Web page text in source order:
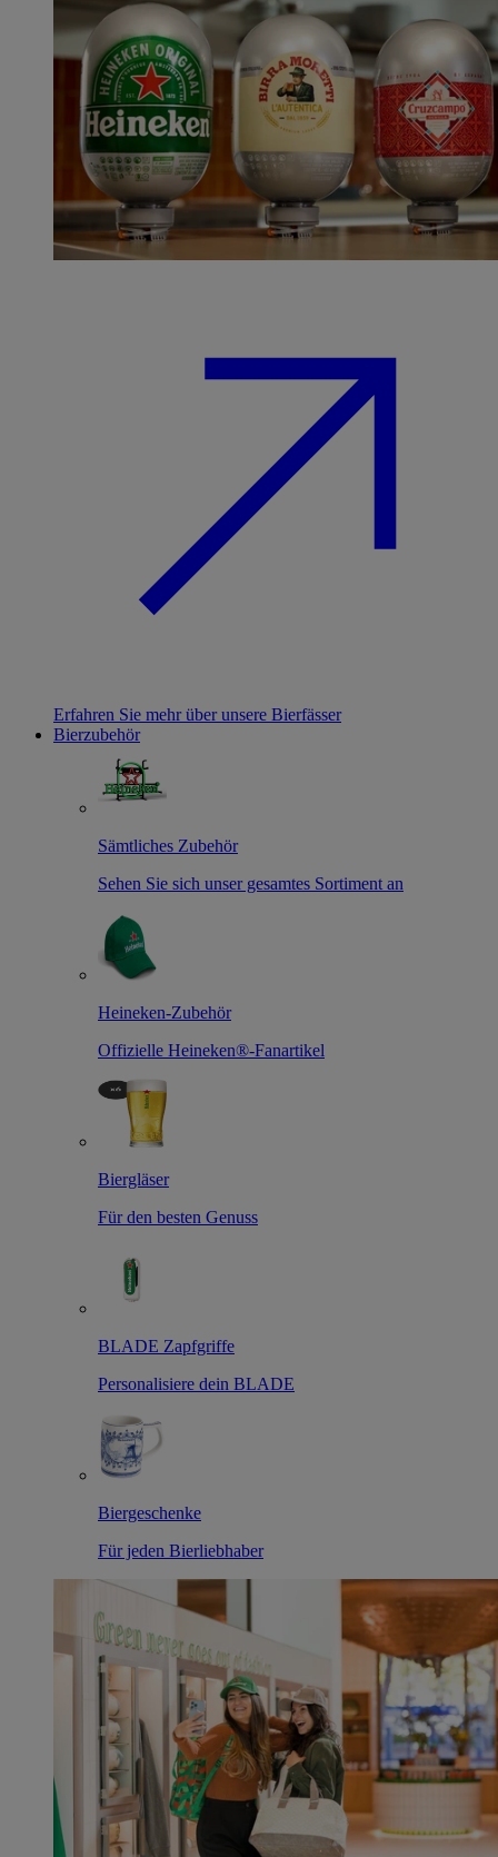
Erfahren Sie mehr über unsere Bierfässer
Bierzubehör
Sämtliches Zubehör
Sehen Sie sich unser gesamtes Sortiment an
Heineken-Zubehör
Offizielle Heineken®-Fanartikel
Biergläser
Für den besten Genuss
BLADE Zapfgriffe
Personalisiere dein BLADE
Biergeschenke
Für jeden Bierliebhaber